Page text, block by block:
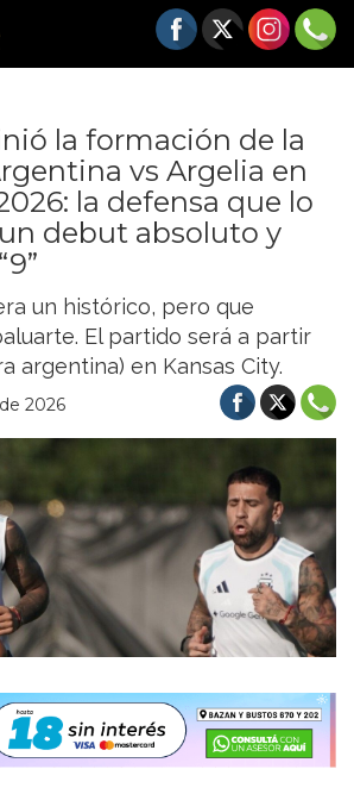
la formación de la
vs Argelia en
la defensa que lo
debut absoluto y
un histórico, pero que
El partido será a partir
argentina) en Kansas City.
2026